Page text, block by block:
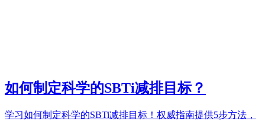
如何制定科学的SBTi减排目标？
学习如何制定科学的SBTi减排目标！权威指南提供5步方法，